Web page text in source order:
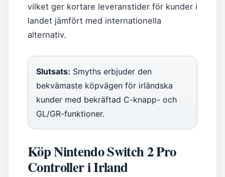
vilket ger kortare leveranstider för kunder i
landet jämfört med internationella
alternativ.
Slutsats: Smyths erbjuder den
bekvämaste köpvägen för irländska
kunder med bekräftad C-knapp- och
GL/GR-funktioner.
Köp Nintendo Switch 2 Pro
Controller i Irland